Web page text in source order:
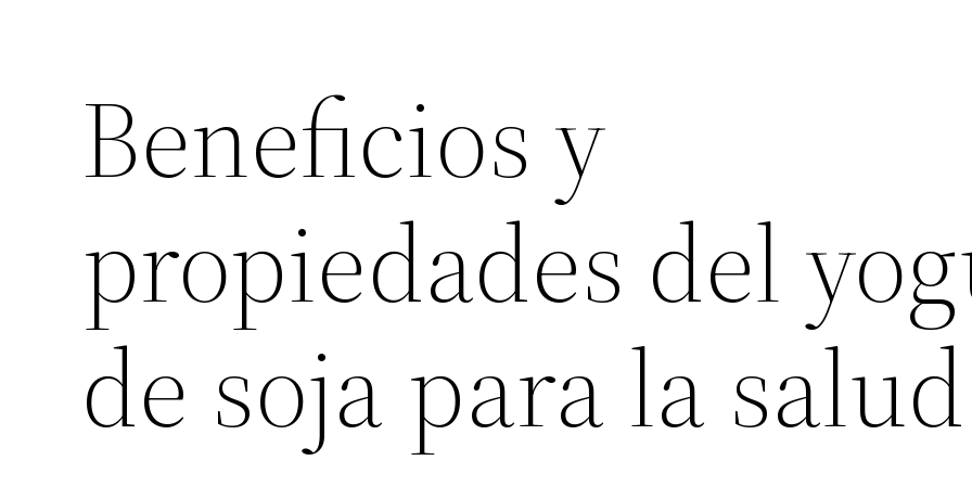
Beneficios y
propiedades del
de soja para la salud